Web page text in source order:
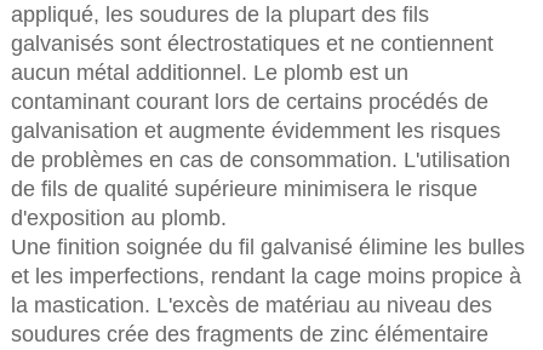
appliqué, les soudures de la plupart des fils
galvanisés sont électrostatiques et ne contiennent
aucun métal additionnel. Le plomb est un
contaminant courant lors de certains procédés de
galvanisation et augmente évidemment les risques
de problèmes en cas de consommation. L'utilisation
de fils de qualité supérieure minimisera le risque
d'exposition au plomb.
Une finition soignée du fil galvanisé élimine les bulles
et les imperfections, rendant la cage moins propice à
la mastication. L'excès de matériau au niveau des
soudures crée des fragments de zinc élémentaire